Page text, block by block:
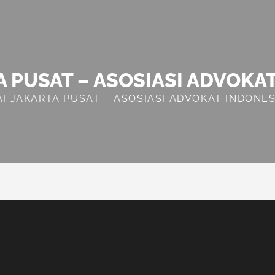
PUSAT – ASOSIASI
JAKARTA PUSAT – ASOSIASI ADVOKAT